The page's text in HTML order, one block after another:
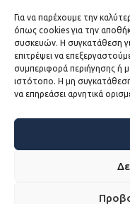
Για να παρέχουμε την
όπως cookies για την
συσκευών. Η συγκατάθεση
επιτρέψει να
συμπεριφορά περιήγησης ή
ιστότοπο. Η μη
να επηρεάσει αρνητικά